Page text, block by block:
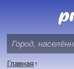
Главная